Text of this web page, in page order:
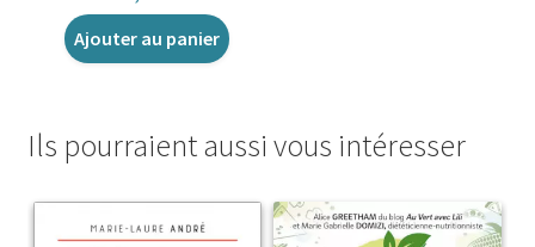
Ajouter au panier
Ils pourraient aussi vous intéresser